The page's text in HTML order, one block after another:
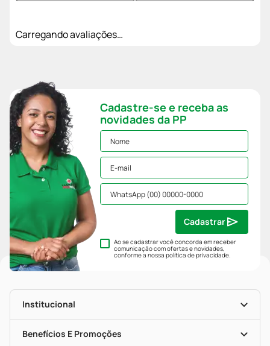
Carregando avaliações…
Cadastre-se e receba as
novidades da PP
Ao se cadastrar você concorda em receber
comunicação com ofertas e novidades,
conforme a nossapolítica de privacidade.
Cadastrar
Institucional
História
Nossas Lojas
Benefícios E Promoções